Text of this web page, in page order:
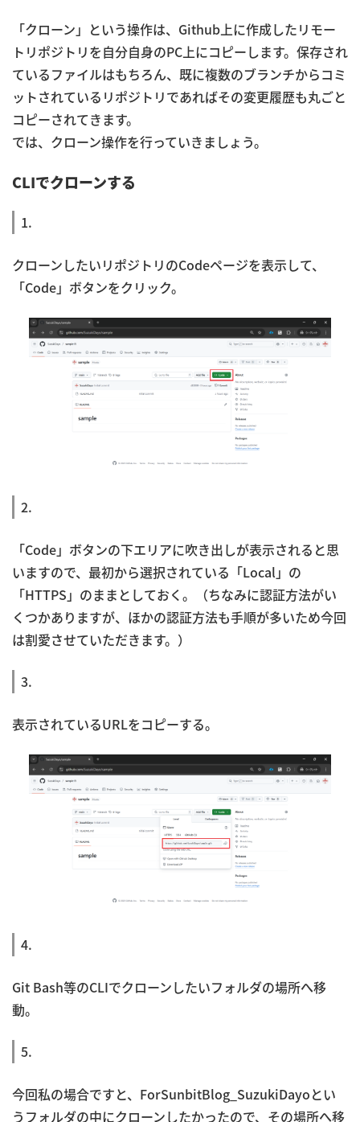
「クローン」という操作は、Github上に作成したリモー
トリポジトリを自分自身のPC上にコピーします。保存され
ているファイルはもちろん、既に複数のブランチからコミ
ットされているリポジトリであればその変更履歴も丸ごと
コピーされてきます。
では、クローン操作を行っていきましょう。
CLIでクローンする
1.
クローンしたいリポジトリのCodeページを表示して、
「Code」ボタンをクリック。
2.
「Code」ボタンの下エリアに吹き出しが表示されると思
いますので、最初から選択されている「Local」の
「HTTPS」のままとしておく。（ちなみに認証方法がい
くつかありますが、ほかの認証方法も手順が多いため今回
は割愛させていただきます。）
3.
表示されているURLをコピーする。
4.
Git Bash等のCLIでクローンしたいフォルダの場所へ移
動。
5.
今回私の場合ですと、ForSunbitBlog_SuzukiDayoとい
うフォルダの中にクローンしたかったので、その場所へ移